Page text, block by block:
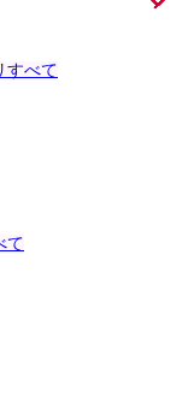
すべて
て